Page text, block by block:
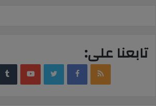
تابعنا على:
RSS
Facebook
Twitter
YouTube
‏Tumblr